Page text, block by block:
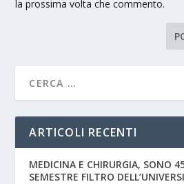
la prossima volta che commento.
ARTICOLI RECENTI
MEDICINA E CHIRURGIA, SONO
SEMESTRE FILTRO